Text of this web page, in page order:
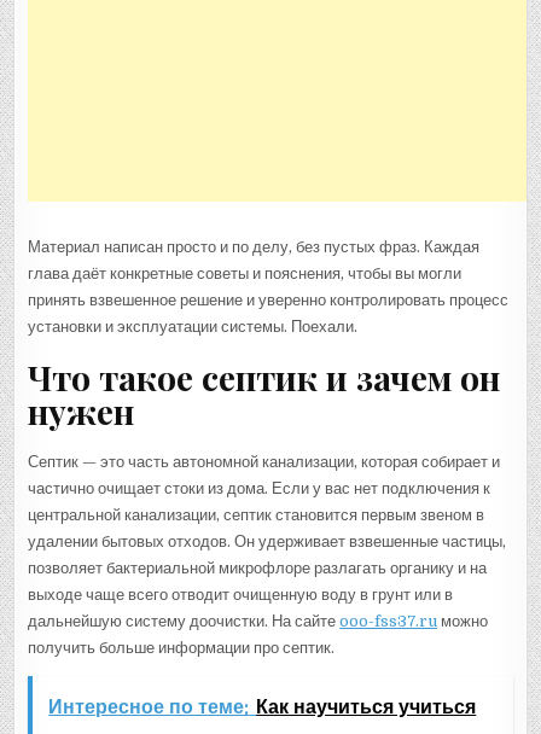
Материал написан просто и по делу, без пустых фраз. Каждая
глава даёт конкретные советы и пояснения, чтобы вы могли
принять взвешенное решение и уверенно контролировать процесс
установки и эксплуатации системы. Поехали.
Что такое септик и зачем он
нужен
Септик — это часть автономной канализации, которая собирает и
частично очищает стоки из дома. Если у вас нет подключения к
центральной канализации, септик становится первым звеном в
удалении бытовых отходов. Он удерживает взвешенные частицы,
позволяет бактериальной микрофлоре разлагать органику и на
выходе чаще всего отводит очищенную воду в грунт или в
дальнейшую систему доочистки. На сайтеooo-fss37.ru можно
получить больше информации про септик.
Интересное по теме: Как научиться учиться